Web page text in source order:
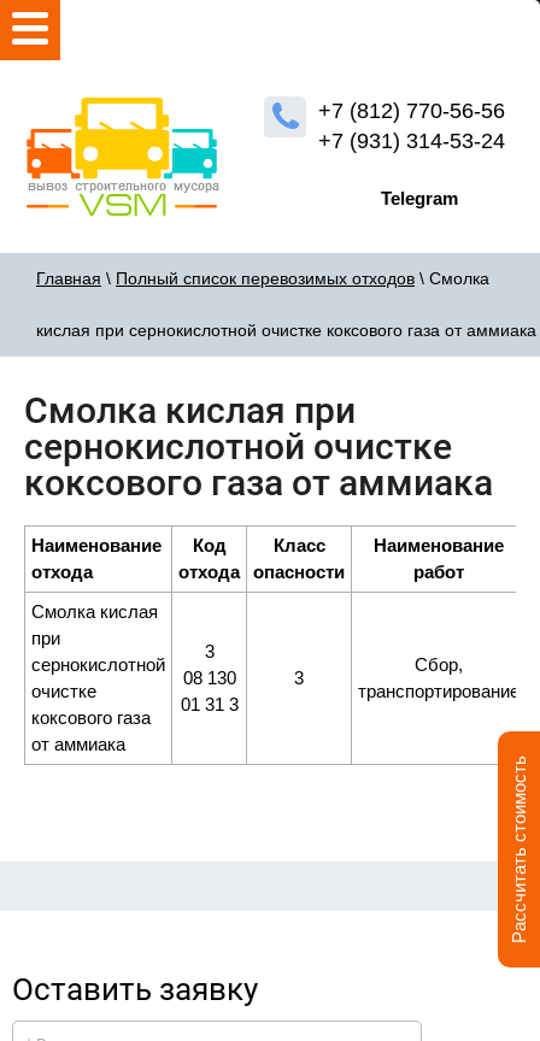
Рассчитать стоимость
+7 (812) 770-56-56
+7 (931) 314-53-24
Telegram
Главная \ Полный список перевозимых отходов \ Смолка
кислая при сернокислотной очистке коксового газа от аммиака
Смолка кислая при
сернокислотной очистке
коксового газа от аммиака
Наименование
отхода
Код
отхода
Класс
опасности
Наименование
работ
Смолка кислая
при
сернокислотной
очистке
коксового газа
от аммиака
3
08 130
01 31 3
3
Сбор,
транспортирование
Оставить заявку